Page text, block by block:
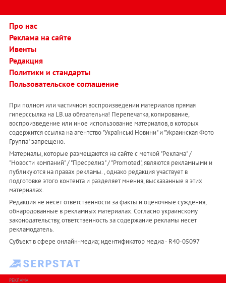
Про нас
Реклама на сайте
Ивенты
Редакция
Политики и стандарты
Пользовательское соглашение
При полном или частичном воспроизведении материалов прямая
гиперссылка на LB.ua обязательна! Перепечатка, копирование,
воспроизведение или иное использование материалов, в которых
содержится ссылка на агентство "Українськi Новини" и "Украинская Фото
Группа" запрещено.
Материалы, которые размещаются на сайте с меткой "Реклама" /
"Новости компаний" / "Пресрелиз" / "Promoted", являются рекламными и
публикуются на правах рекламы. , однако редакция участвует в
подготовке этого контента и разделяет мнения, высказанные в этих
материалах.
Редакция не несет ответственности за факты и оценочные суждения,
обнародованные в рекламных материалах. Согласно украинскому
законодательству, ответственность за содержание рекламы несет
рекламодатель.
Субъект в сфере онлайн-медиа; идентификатор медиа - R40-05097
РЕКЛАМА